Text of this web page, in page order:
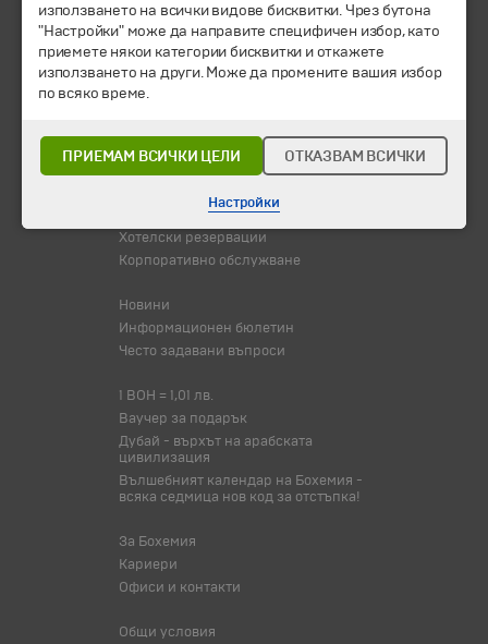
Промоции
Горещи оферти
Потвърдени дати
Оферта на деня
Туристически обекти
Самолетни билети
Хотелски резервации
Корпоративно обслужване
Новини
Информационен бюлетин
Често задавани въпроси
1 BOH = 1,01 лв.
Ваучер за подарък
Дубай - върхът на арабската
цивилизация
Вълшебният календар на Бохемия -
всяка седмица нов код за отстъпка!
За Бохемия
Кариери
Офиси и контакти
Общи условия
използването на всички видове бисквитки. Чрез бутона
"Настройки" може да направите специфичен избор, като
приемете някои категории бисквитки и откажете
използването на други. Може да промените вашия избор
по всяко време.
ПРИЕМАМ ВСИЧКИ ЦЕЛИ ОТКАЗВАМ ВСИЧКИ
Настройки